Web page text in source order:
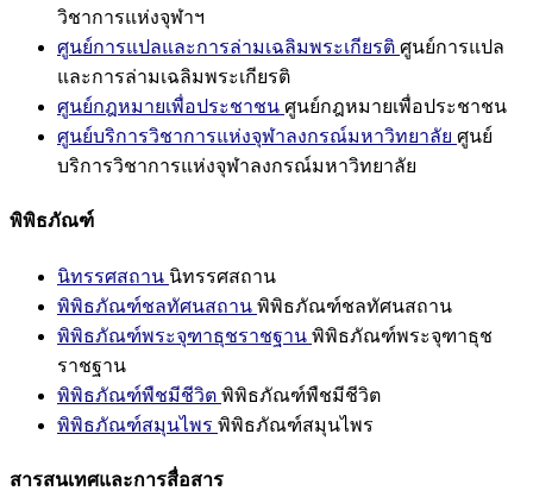
วิชาการแห่งจุฬาฯ
ศูนย์การแปลและการล่ามเฉลิมพระเกียรติ ศูนย์การแปล
และการล่ามเฉลิมพระเกียรติ
ศูนย์กฎหมายเพื่อประชาชน ศูนย์กฎหมายเพื่อประชาชน
ศูนย์บริการวิชาการแห่งจุฬาลงกรณ์มหาวิทยาลัย ศูนย์
บริการวิชาการแห่งจุฬาลงกรณ์มหาวิทยาลัย
พิพิธภัณฑ์
นิทรรศสถาน นิทรรศสถาน
พิพิธภัณฑ์ชลทัศนสถาน พิพิธภัณฑ์ชลทัศนสถาน
พิพิธภัณฑ์พระจุฑาธุชราชฐาน พิพิธภัณฑ์พระจุฑาธุช
ราชฐาน
พิพิธภัณฑ์พืชมีชีวิต พิพิธภัณฑ์พืชมีชีวิต
พิพิธภัณฑ์สมุนไพร พิพิธภัณฑ์สมุนไพร
สารสนเทศและการสื่อสาร